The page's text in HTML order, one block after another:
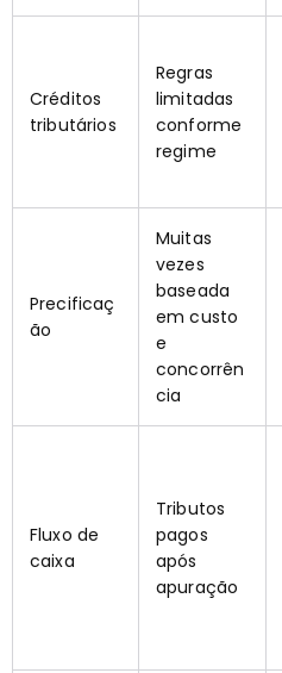
Créditos
tributários
Regras
limitadas
conforme
regime
Precificaç
ão
Muitas
vezes
baseada
em custo
e
concorrên
cia
Fluxo de
caixa
Tributos
pagos
após
apuração